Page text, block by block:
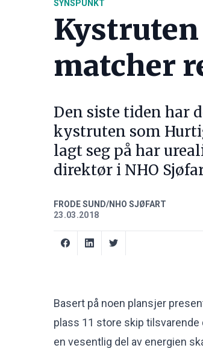
SYNSPUNKT
matcher
Den siste tiden har
kystruten som
lagt seg på har
direktør i NHO
FRODE SUND/NHO SJØFART
23.03.2018
Basert på noen plansjer
plass 11 store skip
en vesentlig del av energien